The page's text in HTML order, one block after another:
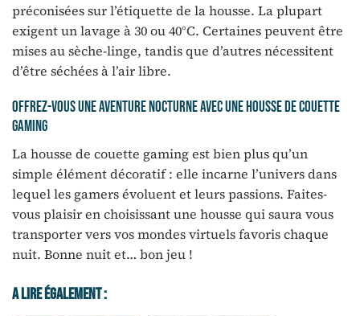
préconisées sur l’étiquette de la housse. La plupart
exigent un lavage à 30 ou 40°C. Certaines peuvent être
mises au sèche-linge, tandis que d’autres nécessitent
d’être séchées à l’air libre.
Offrez-vous une aventure nocturne avec une housse de couette
gaming
La housse de couette gaming est bien plus qu’un
simple élément décoratif : elle incarne l’univers dans
lequel les gamers évoluent et leurs passions. Faites-
vous plaisir en choisissant une housse qui saura vous
transporter vers vos mondes virtuels favoris chaque
nuit. Bonne nuit et… bon jeu !
A Lire Également :